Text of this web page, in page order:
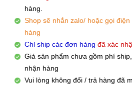
hàng.
Shop sẽ nhắn zalo/ hoặc gọi
hàng
Chỉ ship các đơn hàng đã xác
Giá sản phẩm chưa gồm phí
nhận hàng
Vui lòng không đổi / trả hàng đã